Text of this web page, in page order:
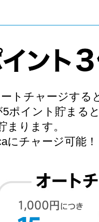
トチャージする
ポイント貯まると
まります。
にチャージ可能！